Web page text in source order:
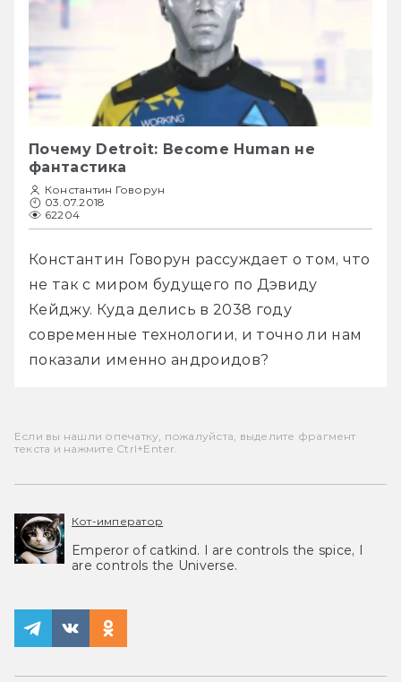
Почему Detroit: Become Human не
фантастика
Константин Говорун
03.07.2018
62204
Константин Говорун рассуждает о том, что
не так с миром будущего по Дэвиду
Кейджу. Куда делись в 2038 году
современные технологии, и точно ли нам
показали именно андроидов?
Если вы нашли опечатку, пожалуйста, выделите фрагмент
текста и нажмите Ctrl+Enter.
Кот-император
Emperor of catkind. I are controls the spice, I
are controls the Universe.